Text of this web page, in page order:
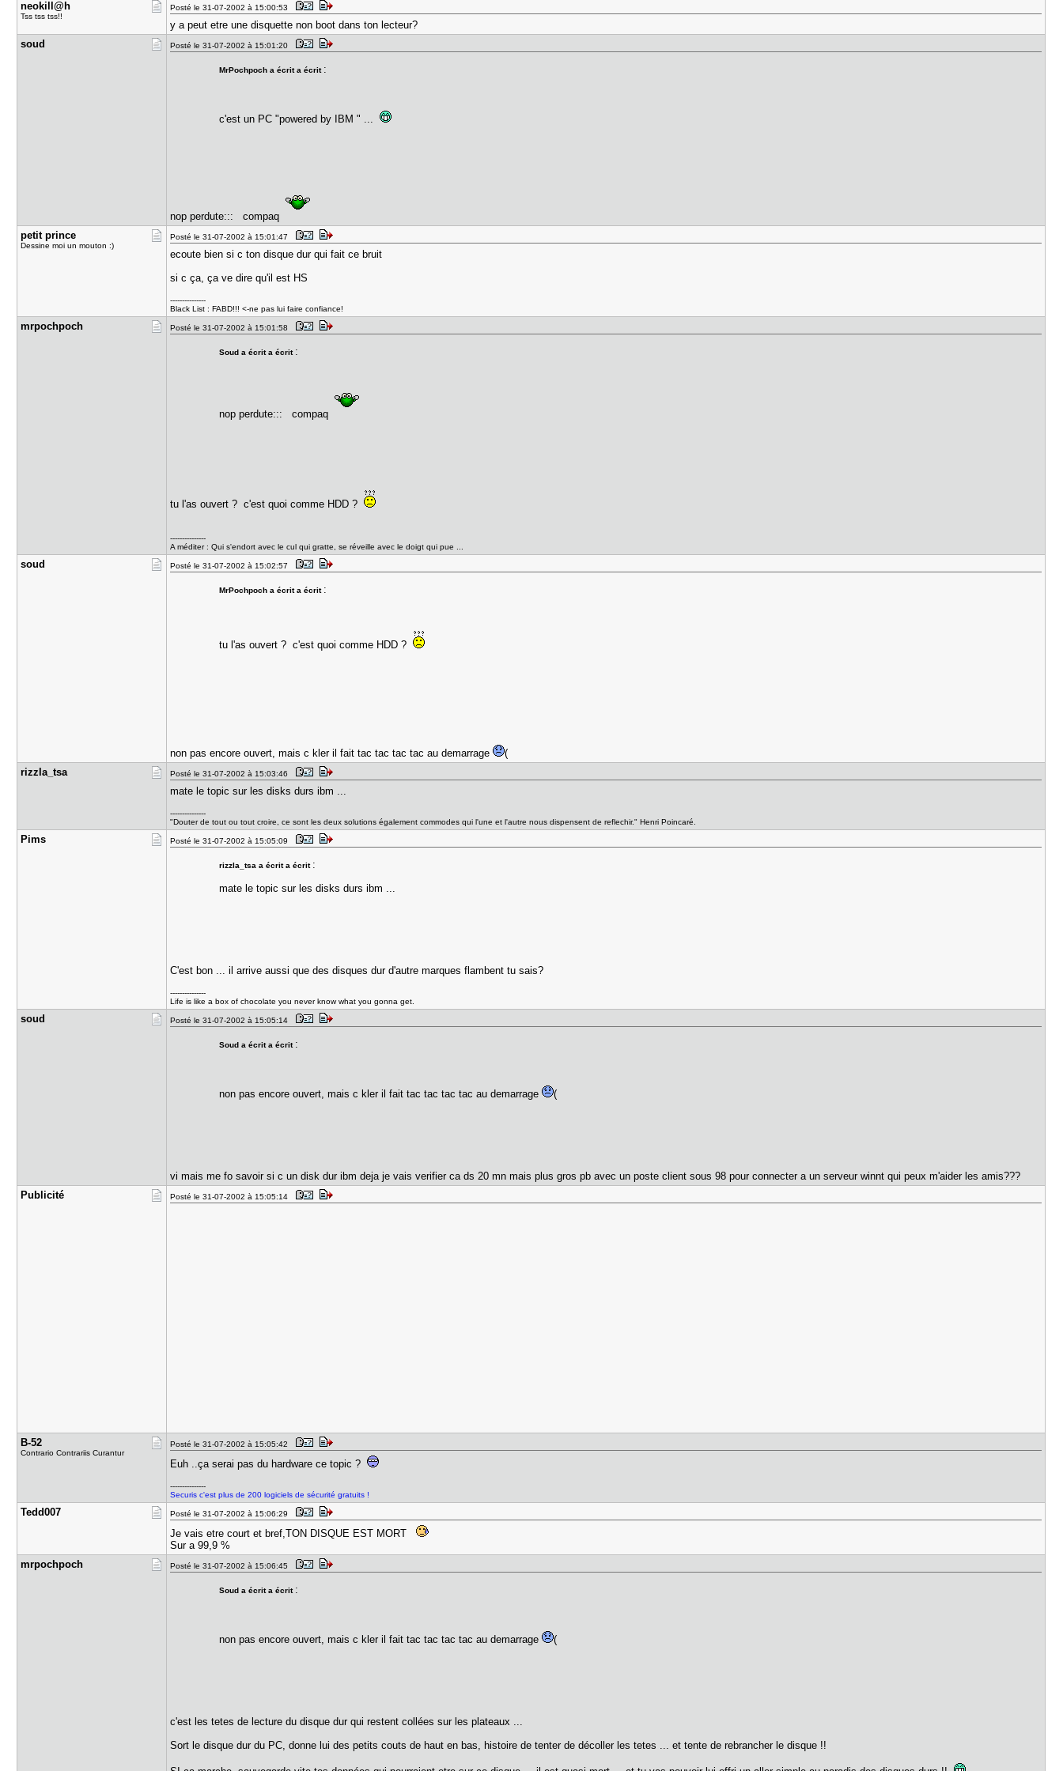
neokill@h
Tss tss tss!!
Posté le 31-07-2002 à 15:00:53
y a peut etre une disquette non boot dans ton lecteur?
soud
Posté le 31-07-2002 à 15:01:20
MrPochpoch a écrit a écrit :
c'est un PC "powered by IBM " ...
nop perdute::: compaq
petit prin​ce
Dessine moi un mouton :)
Posté le 31-07-2002 à 15:01:47
ecoute bien si c ton disque dur qui fait ce bruit
si c ça, ça ve dire qu'il est HS
---------------
Black List : FABD!!! <-ne pas lui faire confiance!
mrpochpoch Posté le 31-07-2002 à 15:01:58
Soud a écrit a écrit :
nop perdute::: compaq
tu l'as ouvert ? c'est quoi comme HDD ?
---------------
A méditer : Qui s'endort avec le cul qui gratte, se réveille avec le doigt qui pue ...
soud Posté le 31-07-2002 à 15:02:57
MrPochpoch a écrit a écrit :
tu l'as ouvert ? c'est quoi comme HDD ?
non pas encore ouvert, mais c kler il fait tac tac tac tac au demarrage
(
rizzla_tsa
Posté le 31-07-2002 à 15:03:46
mate le topic sur les disks durs ibm ...
---------------
"Douter de tout ou tout croire, ce sont les deux solutions également commodes qui l'une et l'autre nous dispensent de reflechir." Henri Poincaré.
Pims Posté le 31-07-2002 à 15:05:09
rizzla_tsa a écrit a écrit :
mate le topic sur les disks durs ibm ...
C'est bon ... il arrive aussi que des disques dur d'autre marques flambent tu sais?
---------------
Life is like a box of chocolate you never know what you gonna get.
soud Posté le 31-07-2002 à 15:05:14
Soud a écrit a écrit :
non pas encore ouvert, mais c kler il fait tac tac tac tac au demarrage (
vi mais me fo savoir si c un disk dur ibm deja je vais verifier ca ds 20 mn mais plus gros pb avec un poste client sous 98 pour connecter a un serveur winnt qui peux m'aider les amis???
Publicité
Posté le 31-07-2002 à 15:05:14
B-52
Contrario Contrariis Curantur
Posté le 31-07-2002 à 15:05:42
Euh ..ça serai pas du hardware ce topic ?
---------------
Securis c'est plus de 200 logiciels de sécurité gratuits !
Tedd007 Posté le 31-07-2002 à 15:06:29
Je vais etre court et bref,TON DISQUE EST MORT
Sur a 99,9 %
mrpochpoch
Posté le 31-07-2002 à 15:06:45
Soud a écrit a écrit :
non pas encore ouvert, mais c kler il fait tac tac tac tac au demarrage (
c'est les tetes de lecture du disque dur qui restent collées sur les plateaux ...
Sort le disque dur du PC, donne lui des petits couts de haut en bas, histoire de tenter de décoller les tetes ... et tente de rebrancher le disque !!